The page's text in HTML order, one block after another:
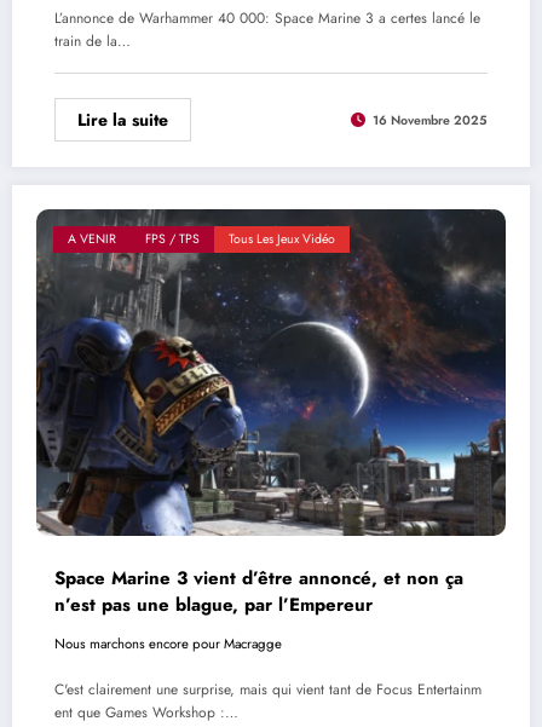
L’annonce de Warhammer 40 000: Space Marine 3 a certes lancé le
train de la…
Lire la suite 16 Novembre 2025
A VENIR FPS / TPS Tous Les Jeux Vidéo
Space Marine 3 vient d’être annoncé, et non ça
n’est pas une blague, par l’Empereur
Nous marchons encore pour Macragge
C'est clairement une surprise, mais qui vient tant de Focus Entertainm
ent que Games Workshop :…